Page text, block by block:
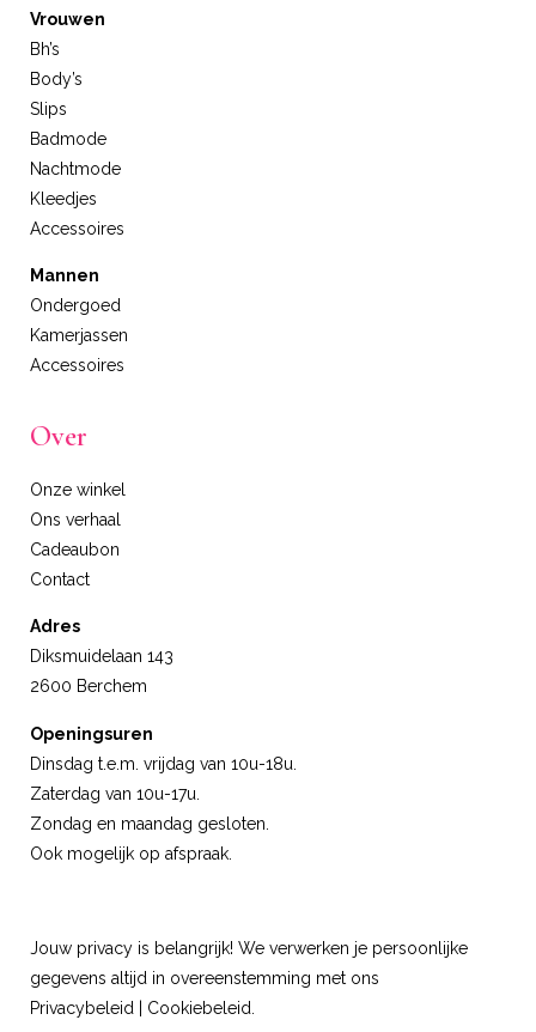
Vrouwen
Bh’s
Body’s
Slips
Badmode
Nachtmode
Kleedjes
Accessoires
Mannen
Ondergoed
Kamerjassen
Accessoires
Over
Onze winkel
Ons verhaal
Cadeaubon
Contact
Adres
Diksmuidelaan 143
2600 Berchem
Openingsuren
Dinsdag t.e.m. vrijdag van 10u-18u.
Zaterdag van 10u-17u.
Zondag en maandag gesloten.
Ook mogelijk op afspraak.
Jouw privacy is belangrijk! We verwerken je persoonlijke
gegevens altijd in overeenstemming met ons
Privacybeleid
Cookiebeleid